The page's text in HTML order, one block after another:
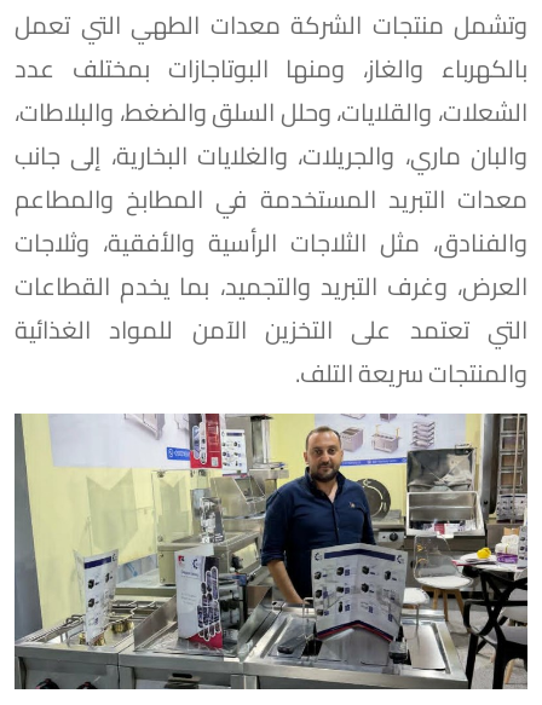
وتشمل منتجات الشركة معدات الطهي التي تعمل
بالكهرباء والغاز، ومنها البوتاجازات بمختلف عدد
الشعلات، والقلايات، وحلل السلق والضغط، والبلاطات،
والبان ماري، والجريلات، والغلايات البخارية، إلى جانب
معدات التبريد المستخدمة في المطابخ والمطاعم
والفنادق، مثل الثلاجات الرأسية والأفقية، وثلاجات
العرض، وغرف التبريد والتجميد، بما يخدم القطاعات
التي تعتمد على التخزين الآمن للمواد الغذائية
والمنتجات سريعة التلف.